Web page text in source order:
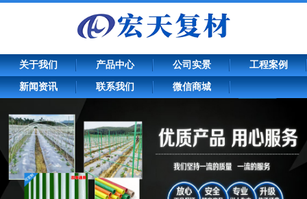
关于我们 产品中心 公司实景 工程案例
新闻资讯 联系我们 微信商城